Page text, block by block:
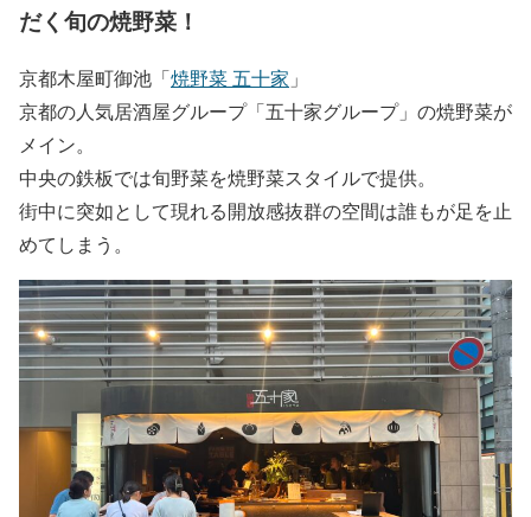
だく旬の焼野菜！
京都木屋町御池「焼野菜 五十家 」
京都の人気居酒屋グループ「五十家グループ」の焼野菜が
メイン。
中央の鉄板では旬野菜を焼野菜スタイルで提供。
街中に突如として現れる開放感抜群の空間は誰もが足を止
めてしまう。